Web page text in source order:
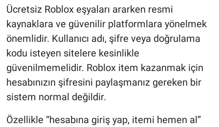
Ücretsiz Roblox eşyaları ararken resmi
kaynaklara ve güvenilir platformlara yönelmek
önemlidir. Kullanıcı adı, şifre veya doğrulama
kodu isteyen sitelere kesinlikle
güvenilmemelidir. Roblox item kazanmak için
hesabınızın şifresini paylaşmanız gereken bir
sistem normal değildir.
Özellikle “hesabına giriş yap, itemi hemen al”